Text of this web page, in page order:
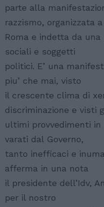
parte alla
razzismo, organizzata a
Roma e indetta da
sociali e soggetti
politici. E’ una
piu’ che mai, visto
il crescente clima di
discriminazione e visti
ultimi provvedimenti in
varati dal Governo,
tanto inefficaci e
afferma in una nota
il presidente dell’Idv,
per il nostro